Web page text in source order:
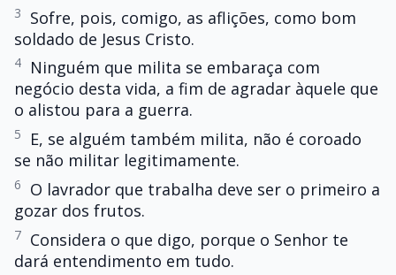
3
Sofre, pois, comigo, as aflições, como bom
soldado de Jesus Cristo.
4
Ninguém que milita se embaraça com
negócio desta vida, a fim de agradar àquele que
o alistou para a guerra.
5
E, se alguém também milita, não é coroado
se não militar legitimamente.
6
O lavrador que trabalha deve ser o primeiro a
gozar dos frutos.
7 Considera o que digo, porque o Senhor te
dará entendimento em tudo.